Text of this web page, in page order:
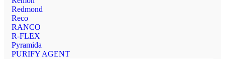
Redmond
Reco
RANCO
R-FLEX
Pyramida
PURIFY AGENT